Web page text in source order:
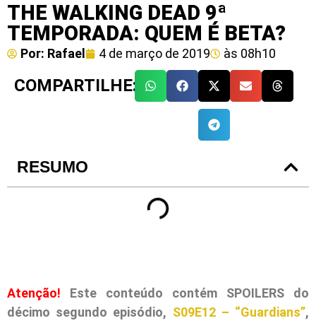
THE WALKING DEAD 9ª
TEMPORADA: QUEM É BETA?
Por: Rafael 4 de março de 2019 às 08h10
COMPARTILHE:
RESUMO
Atenção! Este conteúdo contém SPOILERS do
décimo segundo episódio, S09E12 – “Guardians”,